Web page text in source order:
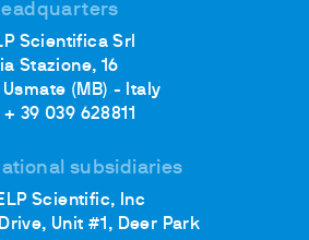
Scientifica Srl
Stazione, 16
(MB) - Italy
+ 39 039 628811
subsidiaries
Scientific, Inc
Unit #1, Deer Park